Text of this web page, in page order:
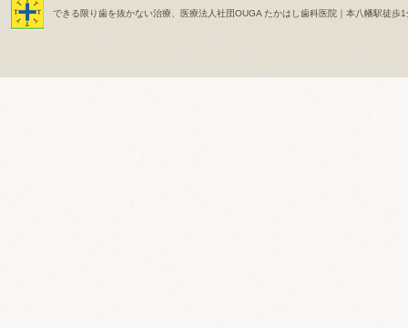
できる限り歯を抜かない治療、医療法人社団OUGA たかはし歯科医院｜本八幡駅徒歩